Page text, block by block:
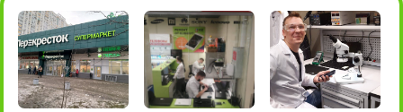
Ленинский проспект, 101
(EUROSPAR)
м.Новаторская